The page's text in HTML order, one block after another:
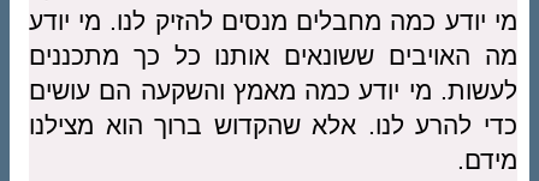
מי יודע כמה מחבלים מנסים להזיק לנו. מי יודע
מה האויבים ששונאים אותנו כל כך מתכננים
לעשות. מי יודע כמה מאמץ והשקעה הם עושים
כדי להרע לנו. אלא שהקדוש ברוך הוא מצילנו
מידם.